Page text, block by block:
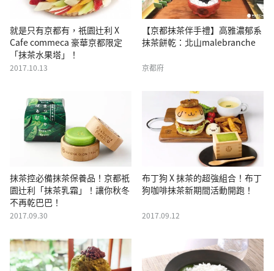
就是只有京都有，祇園辻利 X
Cafe commeca 豪華京都限定
「抹茶水果塔」！
2017.10.13
【京都抹茶伴手禮】高雅濃郁系
抹茶餅乾：北山malebranche
京都府
抹茶控必備抹茶保養品！京都祇
園辻利「抹茶乳霜」！讓你秋冬
不再乾巴巴！
2017.09.30
布丁狗 X 抹茶的超強組合！布丁
狗咖啡抹茶新期間活動開跑！
2017.09.12